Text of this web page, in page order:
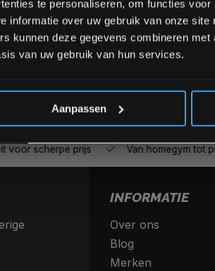
te personaliseren, om functies
informatie over uw gebruik van onze
kunnen deze gegevens combineren
van uw gebruik van hun services.
Aanpassen
scherpe prijs Van homegym tot
INFORMATIE
Over ons
Blog
Merken